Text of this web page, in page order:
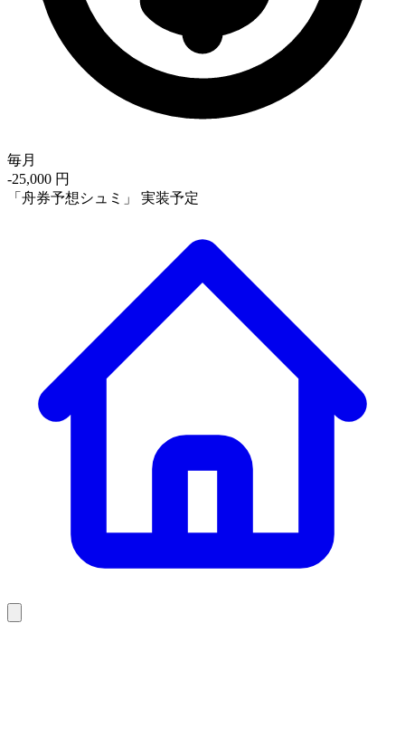
毎月
-25,000 円
「舟券予想シュミ」 実装予定